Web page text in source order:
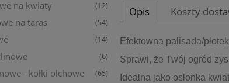
na kwiaty (12)
na taras (54)
(14)
(6)
- kołki olchowe (65)
Opis Koszty
Efektowna palisada/
Sprawi, że Twój ogród
Idealna jako osłonka